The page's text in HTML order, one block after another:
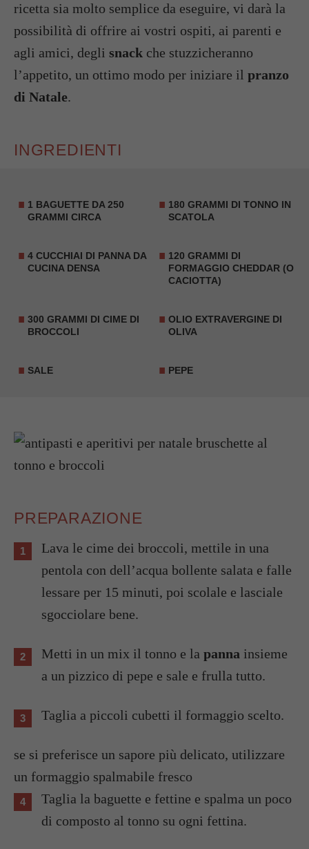
ricetta sia molto semplice da eseguire, vi darà la
possibilità di offrire ai vostri ospiti, ai parenti e
agli amici, degli snack che stuzzicheranno
l’appetito, un ottimo modo per iniziare il pranzo
di Natale.
INGREDIENTI
1 BAGUETTE DA 250
GRAMMI CIRCA
180 GRAMMI DI TONNO IN
SCATOLA
4 CUCCHIAI DI PANNA DA
CUCINA DENSA
120 GRAMMI DI
FORMAGGIO CHEDDAR (O
CACIOTTA)
300 GRAMMI DI CIME DI
BROCCOLI
OLIO EXTRAVERGINE DI
OLIVA
SALE PEPE
PREPARAZIONE
Lava le cime dei broccoli, mettile in una
pentola con dell’acqua bollente salata e falle
lessare per 15 minuti, poi scolale e lasciale
sgocciolare bene.
Metti in un mix il tonno e la panna insieme
a un pizzico di pepe e sale e frulla tutto.
Taglia a piccoli cubetti il formaggio scelto.
se si preferisce un sapore più delicato, utilizzare
un formaggio spalmabile fresco
Taglia la baguette e fettine e spalma un poco
di composto al tonno su ogni fettina.